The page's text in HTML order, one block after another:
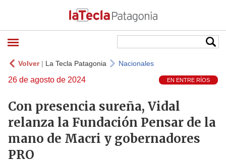
Volver| La Tecla Patagonia Nacionales
26 de agosto de 2024 EN ENTRE RÍOS
Con presencia sureña, Vidal
relanza la Fundación Pensar de la
mano de Macri y gobernadores
PRO